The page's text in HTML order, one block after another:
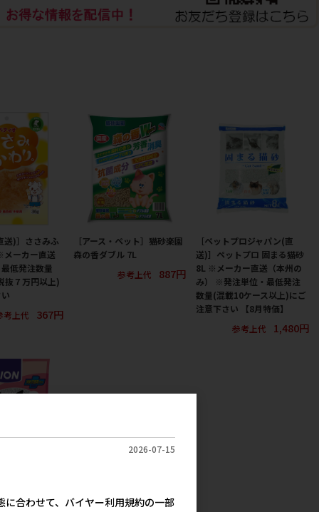
送)］ささみふ
ーカー直送
低発注数量
抜７万円以上)
考上代
367円
［アース・ペット］猫砂楽園
森の香ダブル 7L
参考上代
887円
［ペットプロジャパン(直
送)］ペットプロ 固まる猫砂
8L ※メーカー直送（本州の
み） ※発注単位・最低発注
数量(混載10ケース以上)にご
注意下さい 【8月特価】
参考上代
1,480円
10L
2026-07-15
合わせて、バイヤー利用規約の一部